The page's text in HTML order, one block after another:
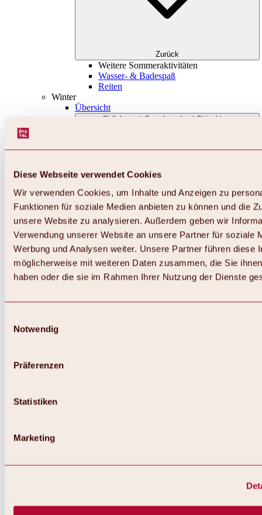
Diese Webseite verwendet Cookies
Wir verwenden Cookies, um Inhalte und Anzeigen zu
Funktionen für soziale Medien anbieten zu können und die
unsere Website zu analysieren. Außerdem geben wir
Verwendung unserer Website an unsere Partner für soziale
Werbung und Analysen weiter. Unsere Partner führen diese
möglicherweise mit weiteren Daten zusammen, die Sie
haben oder die sie im Rahmen Ihrer Nutzung der Dienste
Notwendig
Präferenzen
Statistiken
Marketing
Zurück
Weitere Sommeraktivitäten
Wasser- & Badespaß
Reiten
Winter
Übersicht
Skifahren & Snowboarden | Skigebiete
Alles zu Skifahren & Snowboarden | Skigebiete